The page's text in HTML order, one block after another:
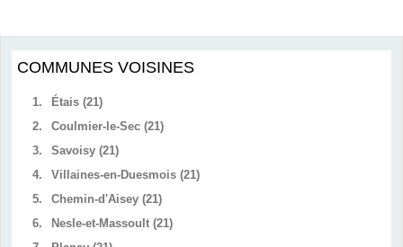
COMMUNES VOISINES
1.
Étais (21)
2.
Coulmier-le-Sec (21)
3.
Savoisy (21)
4.
Villaines-en-Duesmois (21)
5.
Chemin-d'Aisey (21)
6.
Nesle-et-Massoult (21)